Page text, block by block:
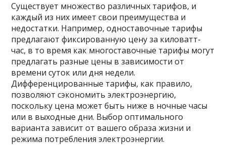
Существует множество различных тарифов, и
каждый из них имеет свои преимущества и
недостатки. Например, одноставочные тарифы
предлагают фиксированную цену за киловатт-
час, в то время как многоставочные тарифы могут
предлагать разные цены в зависимости от
времени суток или дня недели.
Дифференцированные тарифы, как правило,
позволяют сэкономить электроэнергию,
поскольку цена может быть ниже в ночные часы
или в выходные дни. Выбор оптимального
варианта зависит от вашего образа жизни и
режима потребления электроэнергии.